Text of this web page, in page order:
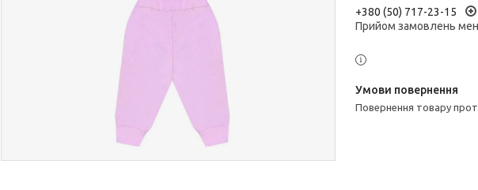
+380 (50) 717-23-15
Прийом замовлень
повернення товару